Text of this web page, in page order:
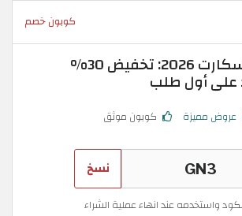
كوبون خصم
كود خصم لينسكارت 2026: تخفيض 30%
على أول طلب
عروض مميزة كوبون موثق
نسخ
واستخدمه عند انهاء عملية الشراء